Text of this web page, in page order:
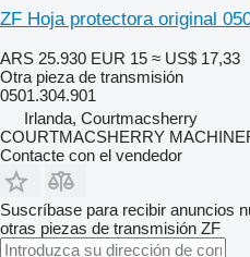
ZF Hoja protectora original
ARS 25.930 EUR 15 ≈ US$ 17,33
Otra pieza de transmisión
0501.304.901
Irlanda, Courtmacsherry
COURTMACSHERRY
Contacte con el vendedor
Suscríbase para recibir anuncios
otras piezas de transmisión ZF